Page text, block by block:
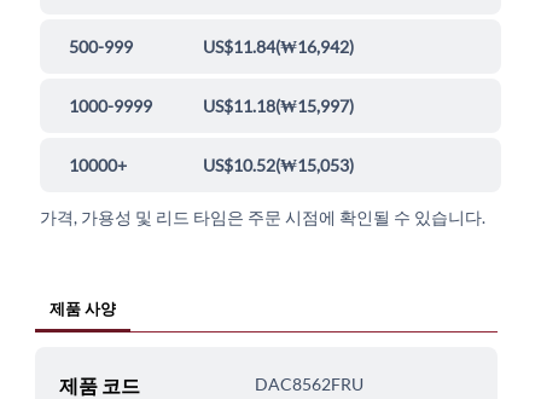
500-999 US$11.84(₩16,942)
1000-9999 US$11.18(₩15,997)
10000+ US$10.52(₩15,053)
가격, 가용성 및 리드 타임은 주문 시점에 확인될 수 있습니다.
제품 사양
제품 코드 DAC8562FRU